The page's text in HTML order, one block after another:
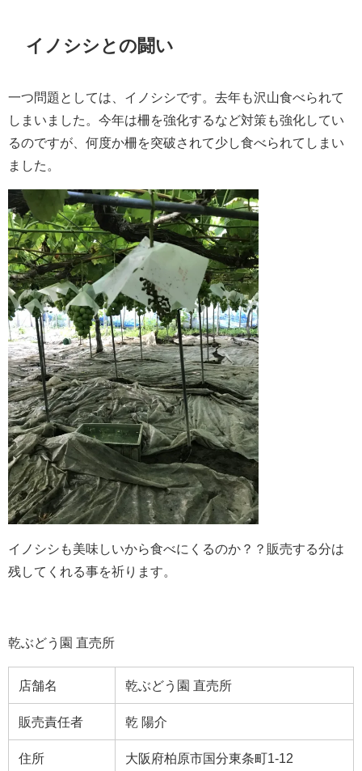
イノシシとの闘い
一つ問題としては、イノシシです。去年も沢山食べられて
しまいました。今年は柵を強化するなど対策も強化してい
るのですが、何度か柵を突破されて少し食べられてしまい
ました。
イノシシも美味しいから食べにくるのか？？販売する分は
残してくれる事を祈ります。
乾ぶどう園 直売所
店舗名 乾ぶどう園 直売所
販売責任者 乾 陽介
住所 大阪府柏原市国分東条町1-12